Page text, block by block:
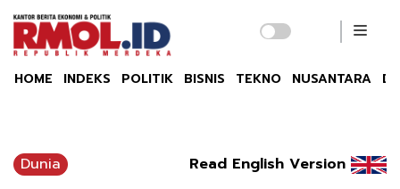
HOME INDEKS POLITIK BISNIS TEKNO NUSANTARA
Dunia Read English Version